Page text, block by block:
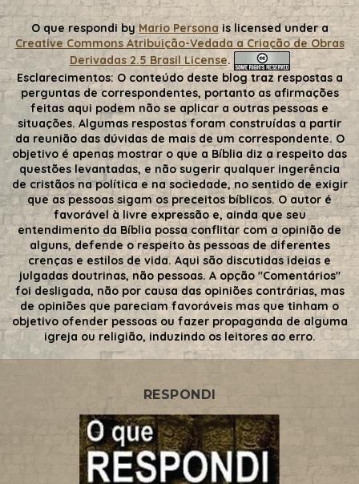
O que respondibyMario Personais licensed under a
Creative Commons Atribuição-Vedada a Criação de Obras
Derivadas 2.5 Brasil License.
Esclarecimentos: O conteúdo deste blog traz respostas a
perguntas de correspondentes, portanto as afirmações
feitas aqui podem não se aplicar a outras pessoas e
situações. Algumas respostas foram construídas a partir
da reunião das dúvidas de mais de um correspondente. O
objetivo é apenas mostrar o que a Bíblia diz a respeito das
questões levantadas, e não sugerir qualquer ingerência
de cristãos na política e na sociedade, no sentido de exigir
que as pessoas sigam os preceitos bíblicos. O autor é
favorável à livre expressão e, ainda que seu
entendimento da Bíblia possa conflitar com a opinião de
alguns, defende o respeito às pessoas de diferentes
crenças e estilos de vida. Aqui são discutidas ideias e
julgadas doutrinas, não pessoas. A opção "Comentários"
foi desligada, não por causa das opiniões contrárias, mas
de opiniões que pareciam favoráveis mas que tinham o
objetivo ofender pessoas ou fazer propaganda de alguma
igreja ou religião, induzindo os leitores ao erro.
RESPONDI